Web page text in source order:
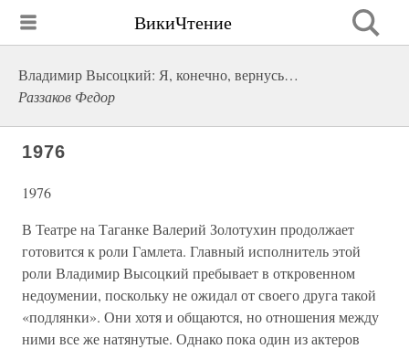
ВикиЧтение
Владимир Высоцкий: Я, конечно, вернусь…
Раззаков Федор
1976
1976
В Театре на Таганке Валерий Золотухин продолжает
готовится к роли Гамлета. Главный исполнитель этой
роли Владимир Высоцкий пребывает в откровенном
недоумении, поскольку не ожидал от своего друга такой
«подлянки». Они хотя и общаются, но отношения между
ними все же натянутые. Однако пока один из актеров